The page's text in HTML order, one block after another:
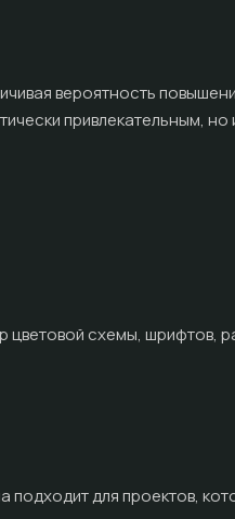
вероятность
привлекательным,
цветовой схемы, шрифтов,
для проектов,